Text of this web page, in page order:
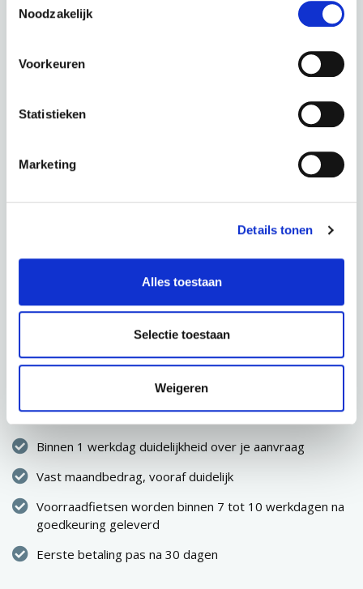
Noodzakelijk
Voorkeuren
Statistieken
Marketing
Details tonen
Alles toestaan
Selectie toestaan
Weigeren
kleur: Green / Dark Graphite
Deze fiets in een andere kleur :
Periode
60 Maanden
Totaal
€ 43,85 p.m.
CONFIGURATIE OPSLAAN
Direct eigenaar van de fiets
Geen eenmalige hoge uitgave
Binnen 1 werkdag duidelijkheid over je aanvraag
Vast maandbedrag, vooraf duidelijk
Voorraadfietsen worden binnen 7 tot 10 werkdagen na
goedkeuring geleverd
Eerste betaling pas na 30 dagen